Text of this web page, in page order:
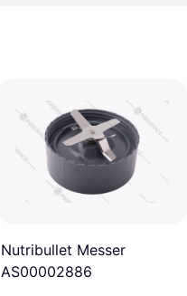
Nutribullet Messer
AS00002886